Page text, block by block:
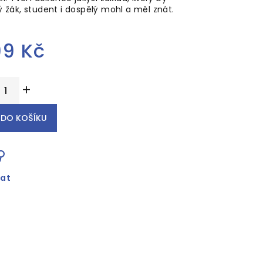
žák, student i dospělý mohl a měl znát.
Kč
+
DO KOŠÍKU